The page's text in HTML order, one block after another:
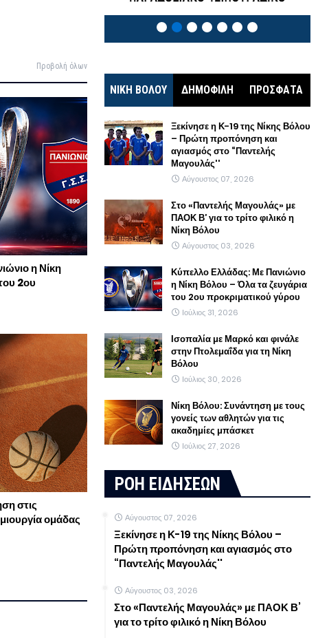
Προβολή όλων
η Νίκη
2ου
στις
ομάδας
ΝΙΚΗ ΒΟΛΟΥ ΔΗΜΟΦΙΛΗ ΠΡΟΣΦΑΤΑ
Ξεκίνησε η Κ-19 της Νίκης Βόλου
– Πρώτη προπόνηση και
αγιασμός στο “Παντελής
Μαγουλάς''
Αύγουστος 07, 2026
Στο «Παντελής Μαγουλάς» με
ΠΑΟΚ Β’ για το τρίτο φιλικό η
Νίκη Βόλου
Αύγουστος 03, 2026
Κύπελλο Ελλάδας: Με Πανιώνιο
η Νίκη Βόλου – Όλα τα ζευγάρια
του 2ου προκριματικού γύρου
Ιούλιος 31, 2026
Ισοπαλία με Μαρκό και φινάλε
στην Πτολεμαΐδα για τη Νίκη
Βόλου
Ιούλιος 30, 2026
Νίκη Βόλου: Συνάντηση με τους
γονείς των αθλητών για τις
ακαδημίες μπάσκετ
Ιούλιος 27, 2026
ΡΟΗ ΕΙΔΗΣΕΩΝ
Αύγουστος 07, 2026
Ξεκίνησε η Κ-19 της Νίκης Βόλου –
Πρώτη προπόνηση και αγιασμός στο
“Παντελής Μαγουλάς''
Αύγουστος 03, 2026
Στο «Παντελής Μαγουλάς» με ΠΑΟΚ Β’
για το τρίτο φιλικό η Νίκη Βόλου